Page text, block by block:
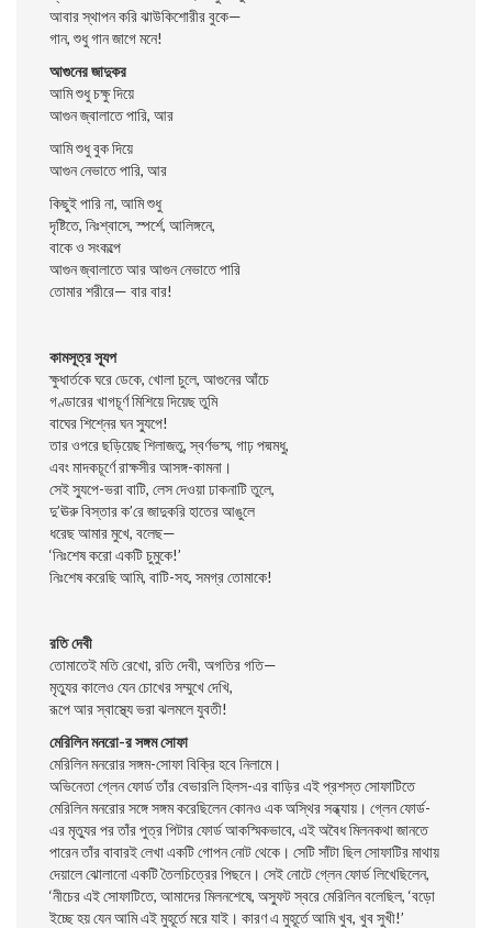
আবার স্থাপন করি ঝাউকিশোরীর বুকে—
গান, শুধু গান জাগে মনে!
আগুনের জাদুকর
আমি শুধু চক্ষু দিয়ে
আগুন জ্বালাতে পারি, আর
আমি শুধু বুক দিয়ে
আগুন নেভাতে পারি, আর
কিছুই পারি না, আমি শুধু
দৃষ্টিতে, নিঃশ্বাসে, স্পর্শে, আলিঙ্গনে,
বাকে ও সংকল্পে
আগুন জ্বালাতে আর আগুন নেভাতে পারি
তোমার শরীরে— বার বার!
কামসূত্র স্যূপ
ক্ষুধার্তকে ঘরে ডেকে, খোলা চুলে, আগুনের আঁচে
গণ্ডারের খাগচূর্ণ মিশিয়ে দিয়েছ তুমি
বাঘের শিশ্নের ঘন স্যুপে!
তার ওপরে ছড়িয়েছ শিলাজতু, স্বর্ণভস্ম, গাঢ় পদ্মমধু,
এবং মাদকচূর্ণে রাক্ষসীর আসঙ্গ-কামনা।
সেই স্যুপে-ভরা বাটি, লেস দেওয়া ঢাকনাটি তুলে,
দু’ঊরু বিস্তার ক’রে জাদুকরি হাতের আঙুলে
ধরেছ আমার মুখে, বলেছ—
‘নিঃশেষ করো একটি চুমুকে!’
নিঃশেষ করেছি আমি, বাটি-সহ, সমগ্র তোমাকে!
রতি দেবী
তোমাতেই মতি রেখো, রতি দেবী, অগতির গতি—
মৃত্যুর কালেও যেন চোখের সম্মুখে দেখি,
রূপে আর স্বাস্থ্যে ভরা ঝলমলে যুবতী!
মেরিলিন মনরো-র সঙ্গম সোফা
মেরিলিন মনরোর সঙ্গম-সোফা বিক্রি হবে নিলামে।
অভিনেতা গ্লেন ফোর্ড তাঁর বেভারলি হিলস-এর বাড়ির এই প্রশস্ত সোফাটিতে
মেরিলিন মনরোর সঙ্গে সঙ্গম করেছিলেন কোনও এক অস্থির সন্ধ্যায়। গ্লেন ফোর্ড-
এর মৃত্যুর পর তাঁর পুত্র পিটার ফোর্ড আকস্মিকভাবে, এই অবৈধ মিলনকথা জানতে
পারেন তাঁর বাবারই লেখা একটি গোপন নোট থেকে। সেটি সাঁটা ছিল সোফাটির মাথায়
দেয়ালে ঝোলানো একটি তৈলচিত্রের পিছনে। সেই নোটে গ্লেন ফোর্ড লিখেছিলেন,
‘নীচের এই সোফাটিতে, আমাদের মিলনশেষে, অস্ফুট স্বরে মেরিলিন বলেছিল, ‘বড়ো
ইচ্ছে হয় যেন আমি এই মুহূর্তে মরে যাই। কারণ এ মুহূর্তে আমি খুব, খুব সুখী!’